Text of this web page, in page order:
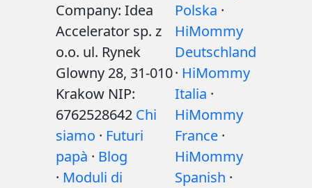
Company: Idea
Accelerator sp. z
o.o. ul. Rynek
Glowny 28, 31-010
Krakow NIP:
6762528642 Chi
siamo · Futuri
papà · Blog
· Moduli di
Polska ·
HiMommy
Deutschland
· HiMommy
Italia ·
HiMommy
France ·
HiMommy
Spanish ·